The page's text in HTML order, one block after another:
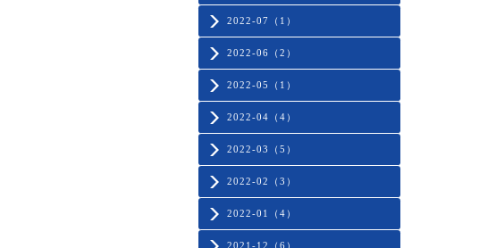
2022-07（1）
2022-06（2）
2022-05（1）
2022-04（4）
2022-03（5）
2022-02（3）
2022-01（4）
2021-12（6）